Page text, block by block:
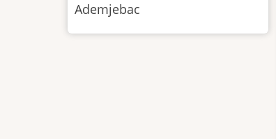
Ademjebac